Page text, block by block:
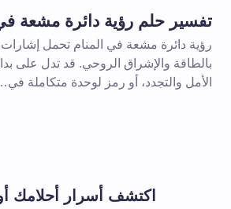
تفسير حلم رؤية دائرة مشعة
رؤية دائرة مشعة في المنام تحمل إشارات
بالطاقة والإشراق الروحي. قد تدل على
الأمل والتجدد، أو رمز لوحدة متكاملة
اكتشف أسرار أحلامك